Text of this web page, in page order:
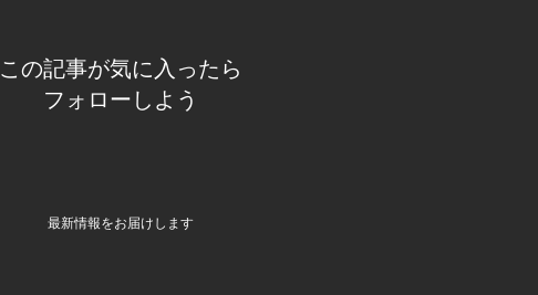
この記事が気に入ったら
フォローしよう
最新情報をお届けします